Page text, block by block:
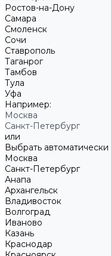
Ростов-на-Дону
Самара
Смоленск
Сочи
Ставрополь
Таганрог
Тамбов
Тула
Уфа
Например:
Москва
Санкт-Петербург
или
Выбрать автоматически
Москва
Санкт-Петербург
Анапа
Архангельск
Владивосток
Волгоград
Иваново
Казань
Краснодар